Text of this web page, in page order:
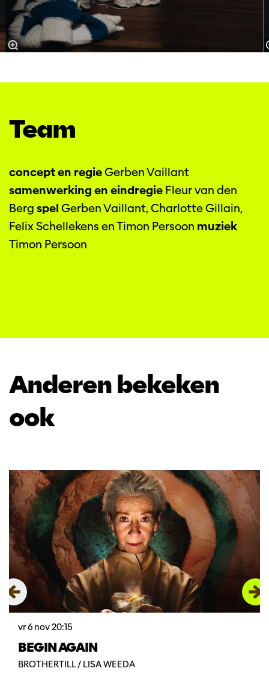
Team
concept en regieGerben Vaillant
samenwerking en eindregie Fleur van den
Berg spel Gerben Vaillant, Charlotte Gillain,
Felix Schellekens en Timon Persoon muziek
Timon Persoon
Anderen bekeken
ook
BEGIN AGAIN
BROTHERTILL / LISA WEEDA
vr 6 nov20:15